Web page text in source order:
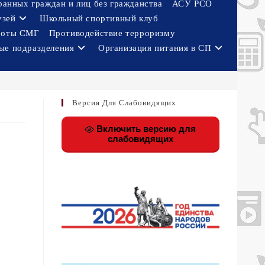
граждан и лиц без гражданства
АСУ РСО
Школьный спортивный клуб
СМГ
Противодействие терроризму
подразделения
Организация питания в СП
Версия Для Слабовидящих
Включить версию для
слабовидящих